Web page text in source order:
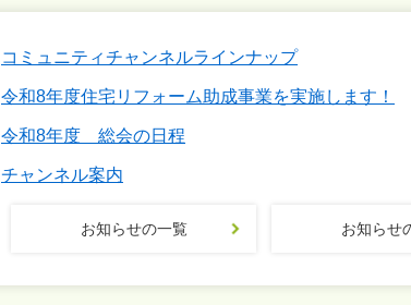
コミュニティチャンネルラインナップ
令和8年度住宅リフォーム助成事業を実施します！
令和8年度 総会の日程
チャンネル案内
お知らせの一覧 お知らせ